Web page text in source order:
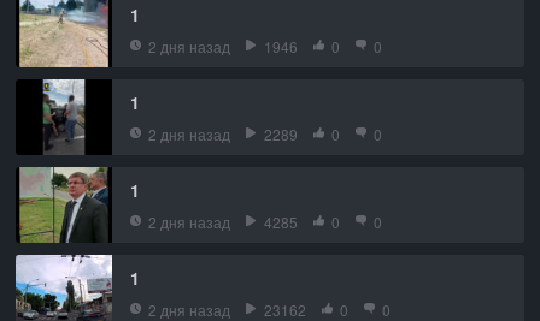
1
2 дня назад 1946 0 0
1
2 дня назад 2289 0 0
1
2 дня назад 4285 0 0
1
2 дня назад 23162 0 0